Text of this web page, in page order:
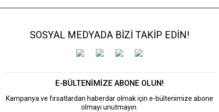
SOSYAL MEDYADA BİZİ TAKİP EDİN!
E-BÜLTENİMİZE ABONE OLUN!
Kampanya ve fırsatlardan haberdar olmak için e-bültenimize abone
olmayı unutmayın.